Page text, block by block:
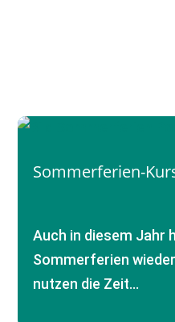
Sommerferien-
Auch in diesem Jahr
Sommerferien
nutzen die Zeit…